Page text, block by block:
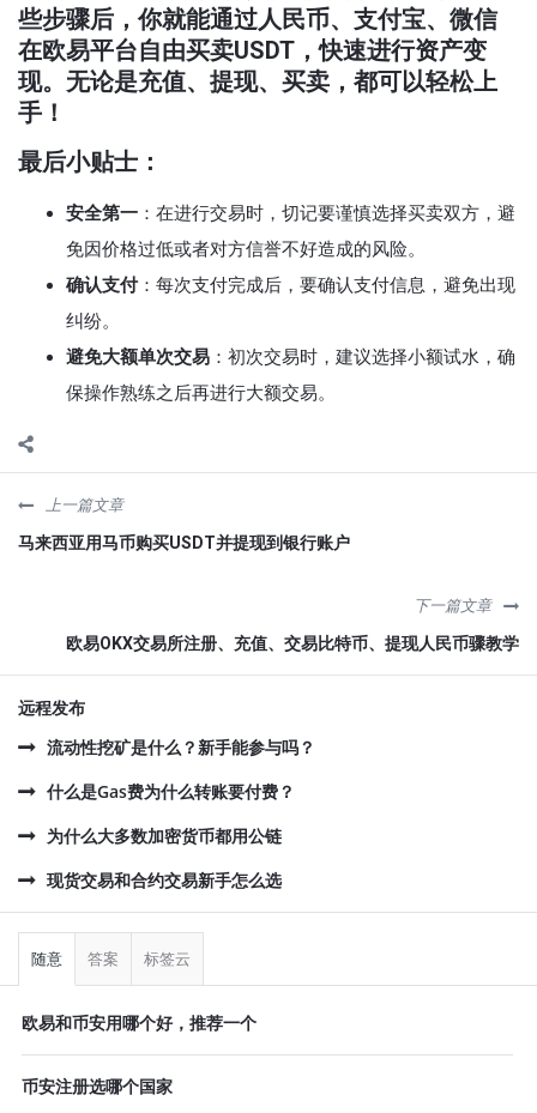
些步骤后，你就能通过人民币、支付宝、微信
在欧易平台自由买卖USDT，快速进行资产变
现。无论是充值、提现、买卖 ，都可以轻松上
手！
最后小贴士：
安全第一 ：在进行交易时，切记要谨慎选择买卖双方，避
免因价格过低或者对方信誉不好造成的风险。
确认支付：每次支付完成后，要确认支付信息，避免出现
纠纷。
避免大额单次交易 ：初次交易时，建议选择小额试水，确
保操作熟练之后再进行大额交易。
上一篇文章
马来西亚用马币购买USDT并提现到银行账户
下一篇文章
欧易OKX交易所注册、充值、交易比特币、提现人民币骤教学
远程发布
流动性挖矿是什么？新手能参与吗？
什么是Gas费为什么转账要付费？
为什么大多数加密货币都用公链
现货交易和合约交易新手怎么选
侧
随意 答案 标签云
欧易和币安用哪个好，推荐一个
币安注册选哪个国家